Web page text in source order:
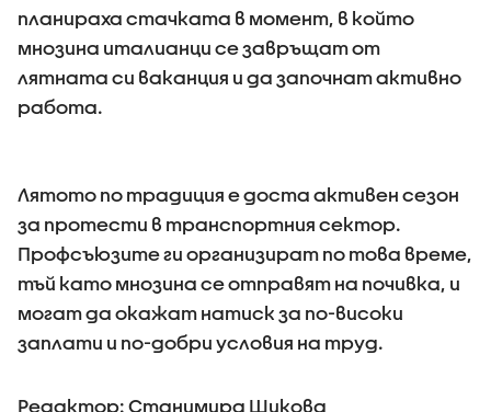
планираха стачката в момент, в който
мнозина италианци се завръщат от
лятната си ваканция и да започнат активно
работа.
Лятото по традиция е доста активен сезон
за протести в транспортния сектор.
Профсъюзите ги организират по това време,
тъй като мнозина се отправят на почивка, и
могат да окажат натиск за по-високи
заплати и по-добри условия на труд.
Редактор: Станимира Шикова